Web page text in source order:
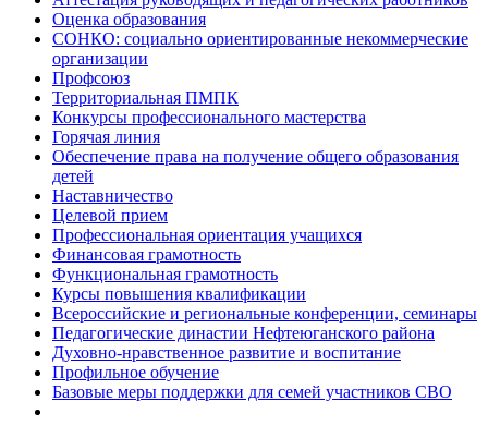
Оценка образования
СОНКО: социально ориентированные некоммерческие
организации
Профсоюз
Территориальная ПМПК
Конкурсы профессионального мастерства
Горячая линия
Обеспечение права на получение общего образования
детей
Наставничество
Целевой прием
Профессиональная ориентация учащихся
Финансовая грамотность
Функциональная грамотность
Курсы повышения квалификации
Всероссийские и региональные конференции, семинары
Педагогические династии Нефтеюганского района
Духовно-нравственное развитие и воспитание
Профильное обучение
Базовые меры поддержки для семей участников СВО